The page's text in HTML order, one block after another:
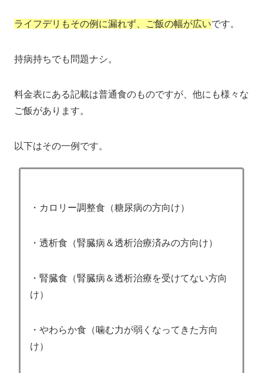
ライフデリもその例に漏れず、ご飯の幅が広いです。
持病持ちでも問題ナシ。
料金表にある記載は普通食のものですが、他にも様々な
ご飯があります。
以下はその一例です。
・カロリー調整食（糖尿病の方向け）
・透析食（腎臓病＆透析治療済みの方向け）
・腎臓食（腎臓病＆透析治療を受けてない方向
け）
・やわらか食（噛む力が弱くなってきた方向
け）